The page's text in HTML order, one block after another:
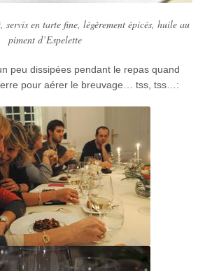
servis en tarte fine, légèrement épicés, huile au
piment d’Espelette
peu dissipées pendant le repas quand
pour aérer le breuvage… tss, tss…: